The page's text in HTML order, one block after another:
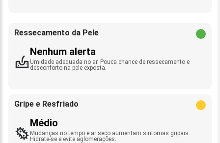
Ressecamento da Pele
Nenhum alerta
Umidade adequada no ar. Pouca chance de ressecamento e
desconforto na pele exposta.
Gripe e Resfriado
Médio
Mudanças no tempo e ar seco aumentam sintomas gripais.
Hidrate-se e evite aglomerações.